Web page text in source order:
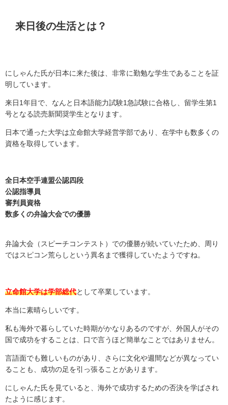
来日後の生活とは？
にしゃんた氏が日本に来た後は、非常に勤勉な学生であることを証
明しています。
来日 1 年目で、なんと日本語能力試験1 急試験に合格し、留学生第1
号となる読売新聞奨学生となります。
日本で通った大学は立命館大学経営学部であり、在学中も数多くの
資格を取得しています。
全日本空手連盟公認四段
公認指導員
審判員資格
数多くの弁論大会での優勝
弁論大会（スピーチコンテスト）での優勝が続いていたため、周り
ではスピコン荒らしという異名まで獲得していたようですね。
立命館大学は学部総代 として卒業しています。
本当に素晴らしいです。
私も海外で暮らしていた時期がかなりあるのですが、外国人がその
国で成功をすることは、口で言うほど簡単なことではありません。
言語面でも難しいものがあり、さらに文化や週間などが異なってい
ることも、成功の足を引っ張ることがあります。
にしゃんた氏を見ていると、海外で成功するための否決を学ばされ
たように感じます。